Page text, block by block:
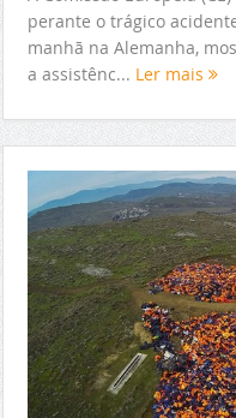
perante o trágico
manhã na Alemanha,
a assistênc... Ler mais